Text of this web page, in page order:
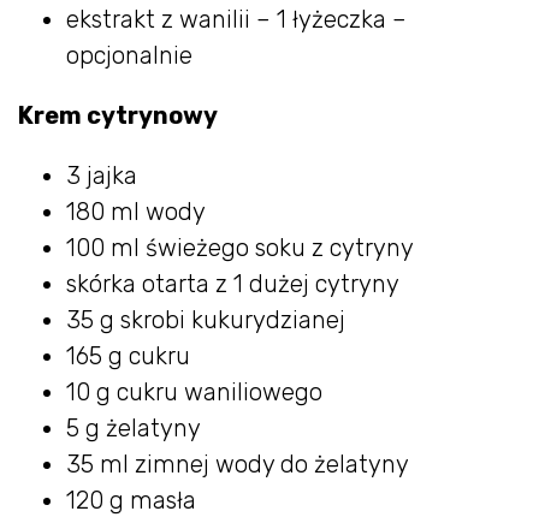
ekstrakt z wanilii – 1 łyżeczka –
opcjonalnie
Krem cytrynowy
3 jajka
180 ml wody
100 ml świeżego soku z cytryny
skórka otarta z 1 dużej cytryny
35 g skrobi kukurydzianej
165 g cukru
10 g cukru waniliowego
5 g żelatyny
35 ml zimnej wody do żelatyny
120 g masła